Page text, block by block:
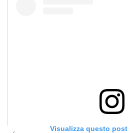
Visualizza questo post